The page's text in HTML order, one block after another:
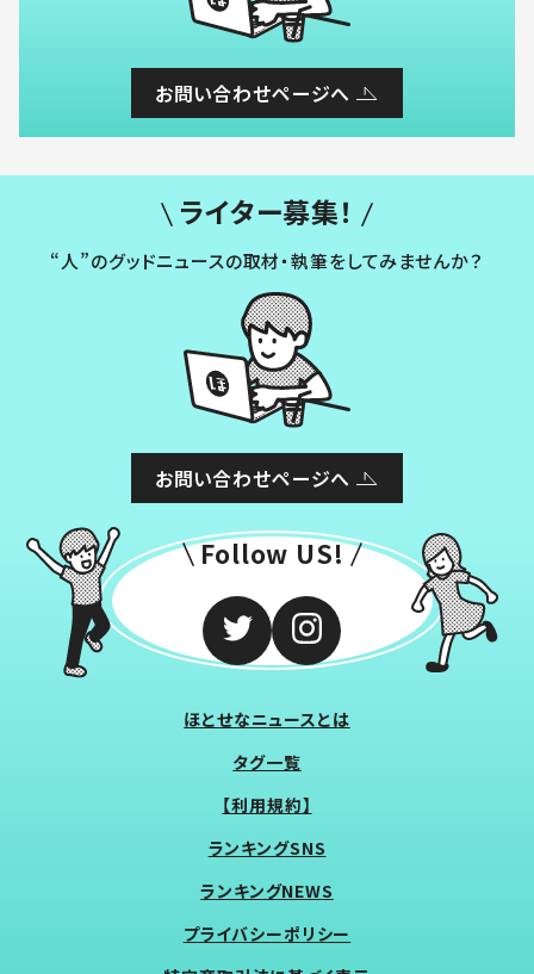
お問い合わせページへ
ライター募集！
“人”のグッドニュースの取材・執筆をしてみませんか？
お問い合わせページへ
Follow US!
ほとせなニュースとは
タグ一覧
【利用規約】
ランキングSNS
ランキングNEWS
プライバシーポリシー